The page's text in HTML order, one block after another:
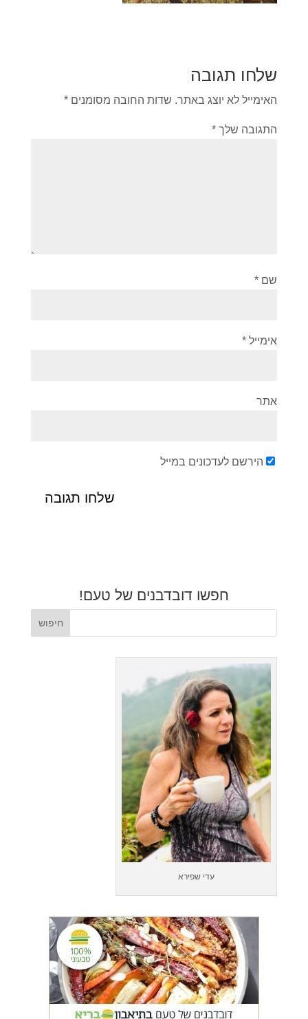
שלחו תגובה
האימייל לא יוצג באתר. שדות החובה מסומנים *
התגובה שלך *
שם *
אימייל *
אתר
הירשם לעדכונים במייל
חפשו דובדבנים של טעם!
עדי שפירא